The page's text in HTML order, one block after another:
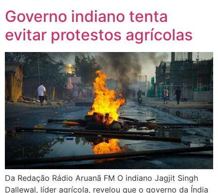
Governo indiano tenta
evitar protestos agrícolas
Da Redação Rádio Aruanã FM O indiano Jagjit Singh
Dallewal, líder agrícola, revelou que o governo da Índia